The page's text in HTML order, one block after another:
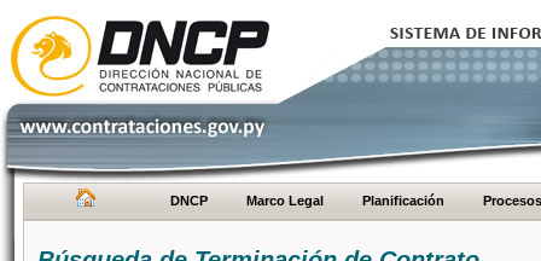
DNCP Marco Legal Planificación Procesos